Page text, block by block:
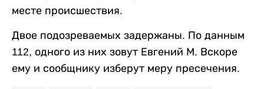
месте происшествия.
Двое подозреваемых задержаны. По данным
112, одного из них зовут Евгений М. Вскоре
ему и сообщнику изберут меру пресечения.